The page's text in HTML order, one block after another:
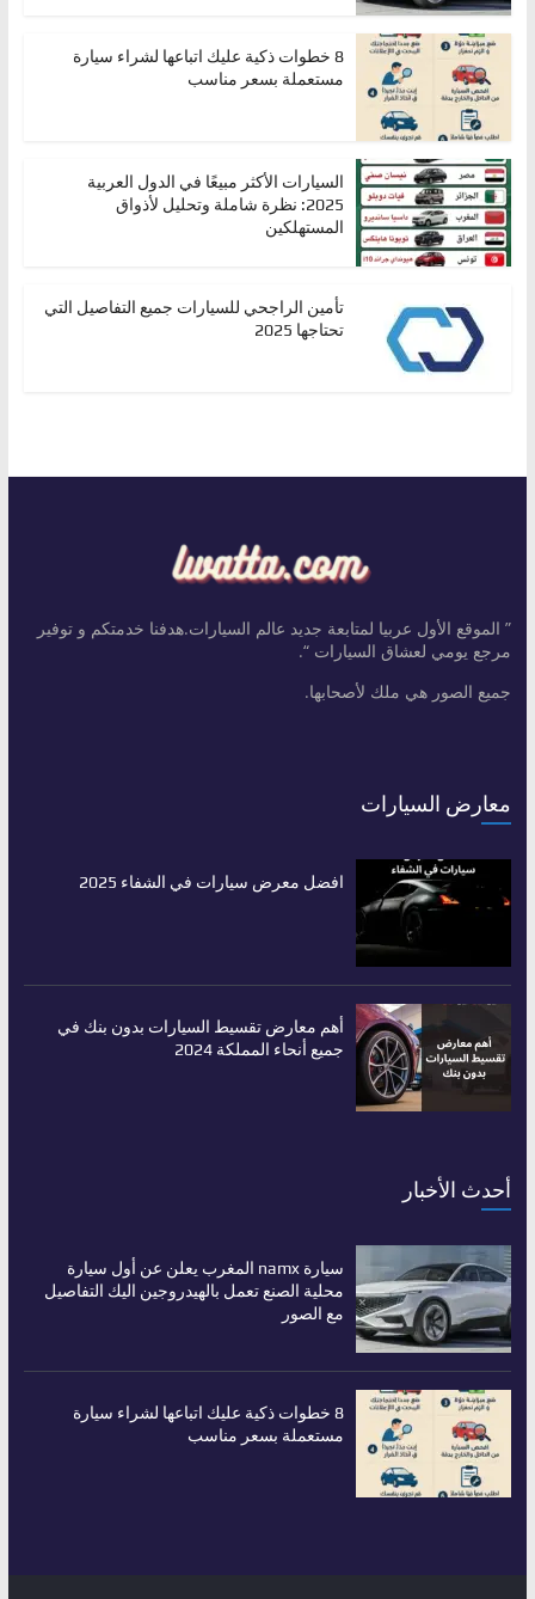
8 خطوات ذكية عليك اتباعها لشراء سيارة
مستعملة بسعر مناسب
السيارات الأكثر مبيعًا في الدول العربية
2025: نظرة شاملة وتحليل لأذواق
المستهلكين
تأمين الراجحي للسيارات جميع التفاصيل التي
تحتاجها 2025
” الموقع الأول عربيا لمتابعة جديد عالم السيارات.هدفنا خدمتكم و توفير
مرجع يومي لعشاق السيارات “.
جميع الصور هي ملك لأصحابها.
معارض السيارات
افضل معرض سيارات في الشفاء 2025
أهم معارض تقسيط السيارات بدون بنك في
جميع أنحاء المملكة 2024
أحدث الأخبار
سيارة namx المغرب يعلن عن أول سيارة
محلية الصنع تعمل بالهيدروجين اليك التفاصيل
مع الصور
8 خطوات ذكية عليك اتباعها لشراء سيارة
مستعملة بسعر مناسب